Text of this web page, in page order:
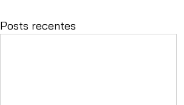
Posts recentes